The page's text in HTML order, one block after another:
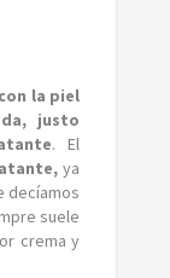
la piel
justo
. El
ya
decíamos
suele
crema y